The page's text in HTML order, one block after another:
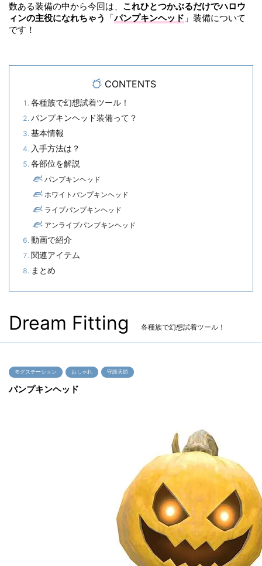
数ある装備の中から今回は、 これひとつかぶるだけでハロウ
ィンの主役になれちゃう
「パンプキンヘッド 」装備について
です！
CONTENTS
各種族で幻想試着ツール！
パンプキンヘッド装備って？
基本情報
入手方法は？
各部位を解説
パンプキンヘッド
ホワイトパンプキンヘッド
ライプパンプキンヘッド
アンライプパンプキンヘッド
動画で紹介
関連アイテム
まとめ
Dream Fitting 各種族で幻想試着ツール！
モグステーション おしゃれ 守護天節
パンプキンヘッド